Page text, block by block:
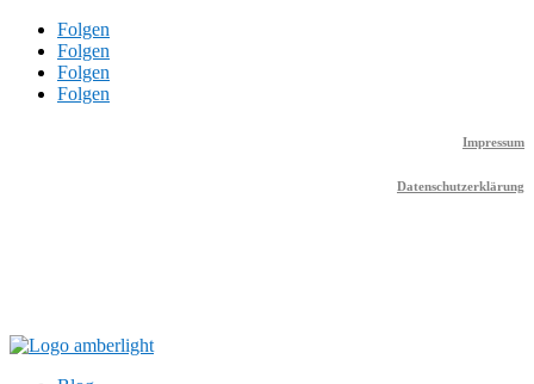
Folgen
Folgen
Folgen
Folgen
Impressum
Datenschutzerklärung